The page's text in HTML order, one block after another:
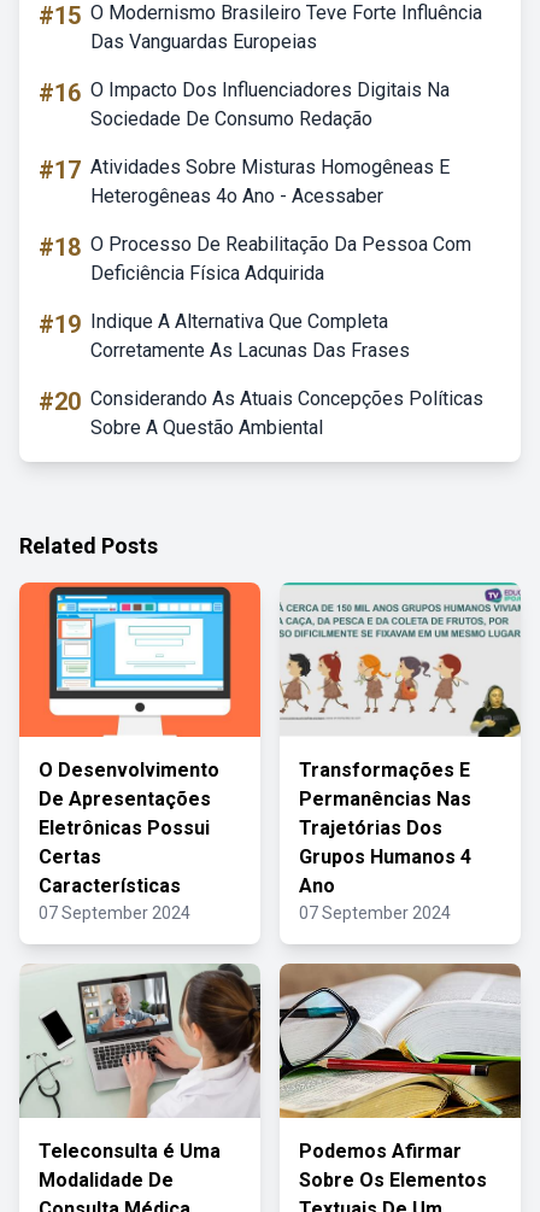
#15 O Modernismo Brasileiro Teve Forte Influência
Das Vanguardas Europeias
#16 O Impacto Dos Influenciadores Digitais Na
Sociedade De Consumo Redação
#17 Atividades Sobre Misturas Homogêneas E
Heterogêneas 4o Ano - Acessaber
#18 O Processo De Reabilitação Da Pessoa Com
Deficiência Física Adquirida
#19 Indique A Alternativa Que Completa
Corretamente As Lacunas Das Frases
#20 Considerando As Atuais Concepções Políticas
Sobre A Questão Ambiental
Related Posts
O Desenvolvimento
De Apresentações
Eletrônicas Possui
Certas
Características
07 September 2024
Transformações E
Permanências Nas
Trajetórias Dos
Grupos Humanos 4
Ano
07 September 2024
Teleconsulta é Uma
Modalidade De
Podemos Afirmar
Sobre Os Elementos